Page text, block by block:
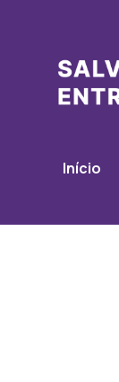
Início